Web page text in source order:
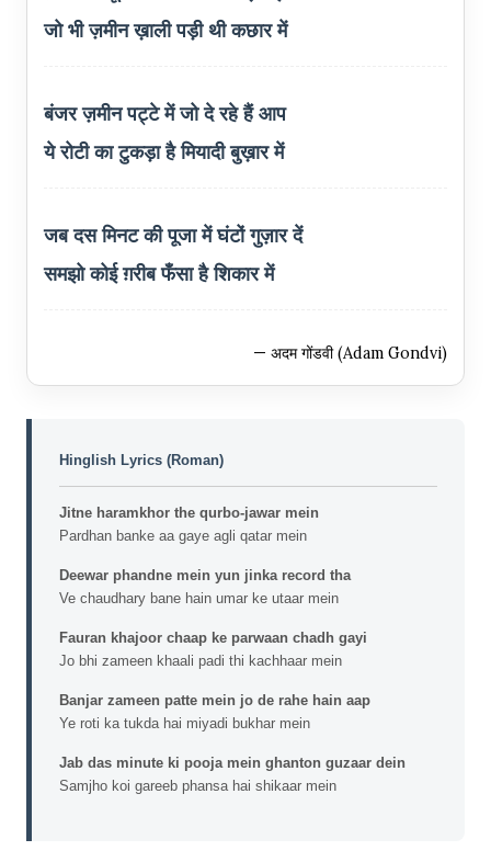
जो भी ज़मीन ख़ाली पड़ी थी कछार में
बंजर ज़मीन पट्टे में जो दे रहे हैं आप
ये रोटी का टुकड़ा है मियादी बुख़ार में
जब दस मिनट की पूजा में घंटों गुज़ार दें
समझो कोई ग़रीब फँसा है शिकार में
— अदम गोंडवी (Adam Gondvi)
Hinglish Lyrics (Roman)
Jitne haramkhor the qurbo-jawar mein
Pardhan banke aa gaye agli qatar mein
Deewar phandne mein yun jinka record tha
Ve chaudhary bane hain umar ke utaar mein
Fauran khajoor chaap ke parwaan chadh gayi
Jo bhi zameen khaali padi thi kachhaar mein
Banjar zameen patte mein jo de rahe hain aap
Ye roti ka tukda hai miyadi bukhar mein
Jab das minute ki pooja mein ghanton guzaar dein
Samjho koi gareeb phansa hai shikaar mein